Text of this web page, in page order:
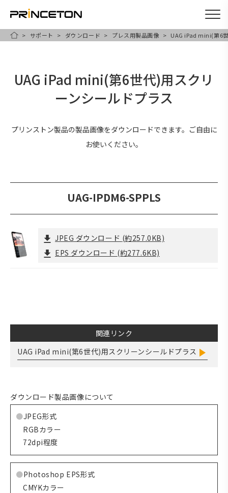
HOME
サポート ダウンロード プレス用製品画像 UAG iPad mini(第6
UAG iPad mini(第6世代)用スクリ
ーンシールドプラス
プリンストン製品の製品画像をダウンロードできます。ご自由に
お使いください。
UAG-IPDM6-SPPLS
JPEG ダウンロード (約257.0KB)
EPS ダウンロード (約277.6KB)
関連リンク
UAG iPad mini(第6世代)用スクリーンシールドプラス
ダウンロード製品画像について
JPEG形式
RGBカラー
72dpi程度
Photoshop EPS形式
CMYKカラー